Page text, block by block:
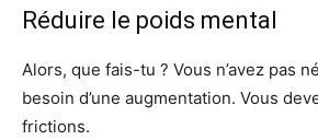
Réduire le poids mental
Alors, que fais-tu ? Vous n’avez pas
besoin d’une augmentation. Vous
frictions.